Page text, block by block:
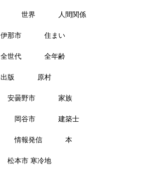
世界 人間関係
伊那市 住まい
全世代 全年齢
出版 原村
安曇野市 家族
岡谷市 建築士
情報発信 本
松本市 寒冷地